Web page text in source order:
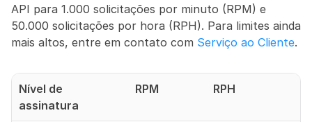
API para 1.000 solicitações por minuto (RPM) e
50.000 solicitações por hora (RPH). Para limites ainda
mais altos, entre em contato com Serviço ao Cliente.
Nível de
assinatura
RPM RPH